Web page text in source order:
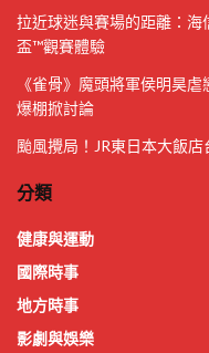
拉近球迷與賽場的距離：海
盃™觀賽體驗
《雀骨》魔頭將軍侯明昊
爆棚掀討論
颱風攪局！JR東日本大飯
分類
健康與運動
國際時事
地方時事
影劇與娛樂